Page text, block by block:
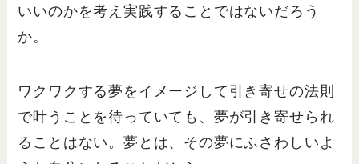
いいのかを考え実践することではないだろう
か。
ワクワクする夢をイメージして引き寄せの法則
で叶うことを待っていても、夢が引き寄せられ
ることはない。夢とは、その夢にふさわしいよ